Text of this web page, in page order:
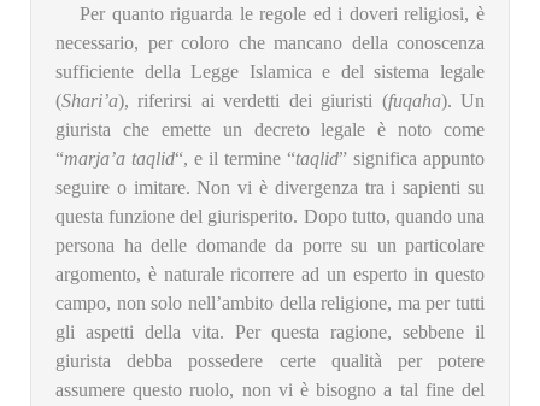
Per quanto riguarda le regole ed i doveri religiosi, è
necessario, per coloro che mancano della conoscenza
sufficiente della Legge Islamica e del sistema legale
(Shari’a), riferirsi ai verdetti dei giuristi (fuqaha). Un
giurista che emette un decreto legale è noto come
“marja’a taqlid“, e il termine “taqlid” significa appunto
seguire o imitare. Non vi è divergenza tra i sapienti su
questa funzione del giurisperito. Dopo tutto, quando una
persona ha delle domande da porre su un particolare
argomento, è naturale ricorrere ad un esperto in questo
campo, non solo nell’ambito della religione, ma per tutti
gli aspetti della vita. Per questa ragione, sebbene il
giurista debba possedere certe qualità per potere
assumere questo ruolo, non vi è bisogno a tal fine del